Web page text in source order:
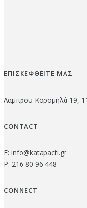
ΕΠΙΣΚΕΦΘΕΙΤΕ ΜΑΣ
Λάμπρου Κορομηλά 19,
CONTACT
E: info@katapacti.gr
P: 216 80 96 448
CONNECT